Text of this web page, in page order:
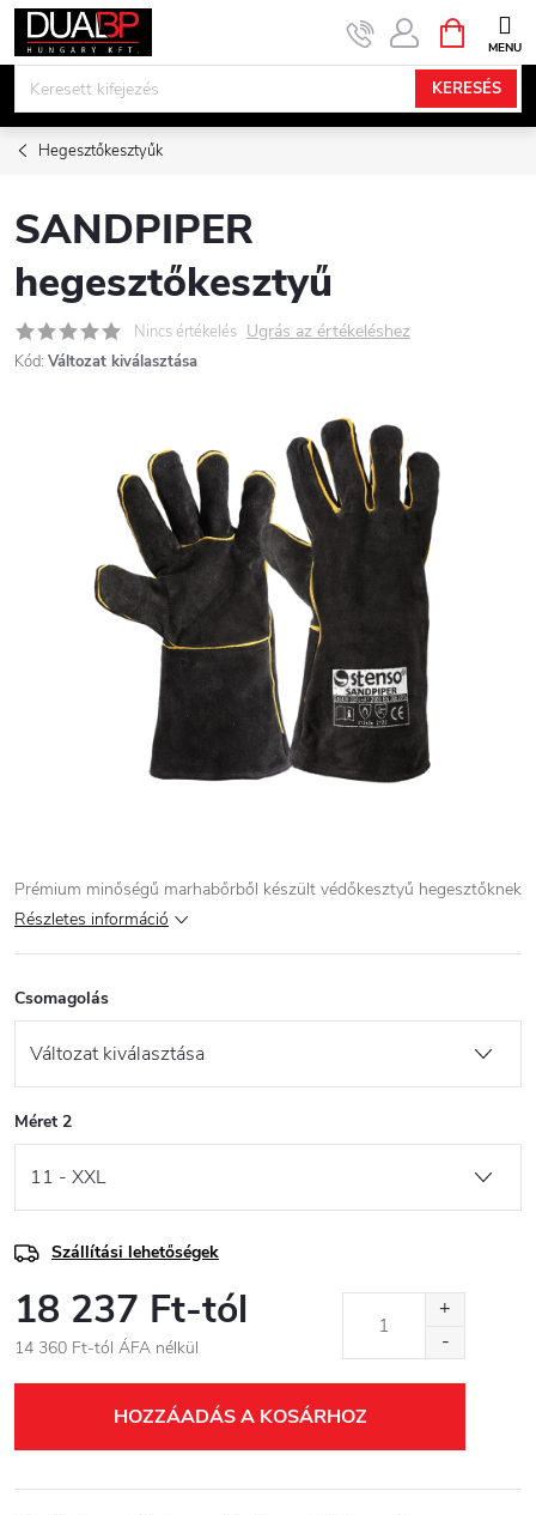
Ugrás
KERESÉS
KOSÁR
Hegesztőkesztyűk
SANDPIPER
hegesztőkesztyű
Nincs értékelés Ugrás az értékeléshez
Kód: Változat kiválasztása
Prémium minőségű marhabőrből készült védőkesztyű hegesztőknek
Részletes információ
Csomagolás
Méret 2
Szállítási lehetőségek
18 237 Ft-tól
14 360 Ft-tól ÁFA nélkül
HOZZÁADÁS A KOSÁRHOZ